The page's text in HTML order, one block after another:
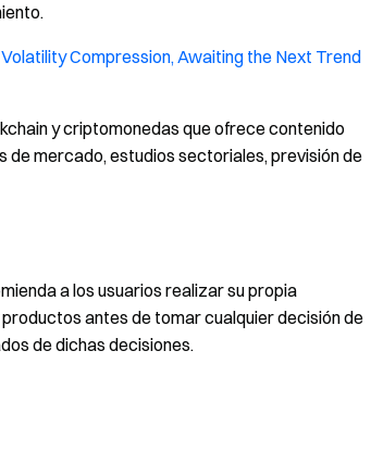
Compression, Awaiting the Next Trend
y criptomonedas que ofrece contenido
mercado, estudios sectoriales, previsión de
a los usuarios realizar su propia
antes de tomar cualquier decisión de
de dichas decisiones.